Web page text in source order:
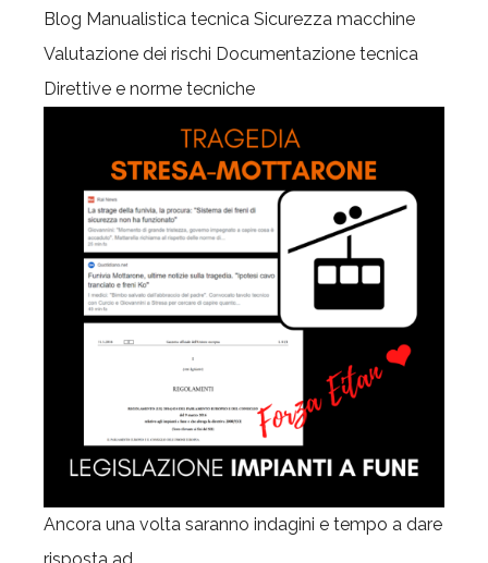
Blog Manualistica tecnica Sicurezza macchine
Valutazione dei rischi Documentazione tecnica
Direttive e norme tecniche
Ancora una volta saranno indagini e tempo a dare